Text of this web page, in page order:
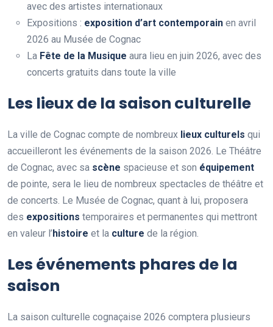
avec des artistes internationaux
Expositions : exposition d’art contemporain en avril
2026 au Musée de Cognac
La Fête de la Musique aura lieu en juin 2026, avec des
concerts gratuits dans toute la ville
Les lieux de la saison culturelle
La ville de Cognac compte de nombreux lieux culturels qui
accueilleront les événements de la saison 2026. Le Théâtre
de Cognac, avec sa scène spacieuse et son équipement
de pointe, sera le lieu de nombreux spectacles de théâtre et
de concerts. Le Musée de Cognac, quant à lui, proposera
des expositions temporaires et permanentes qui mettront
en valeur l’histoire et la culture de la région.
Les événements phares de la
saison
La saison culturelle cognaçaise 2026 comptera plusieurs